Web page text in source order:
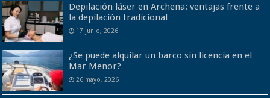
Depilación láser en Archena: ventajas frente a
la depilación tradicional
17 junio, 2026
¿Se puede alquilar un barco sin licencia en el
Mar Menor?
26 mayo, 2026